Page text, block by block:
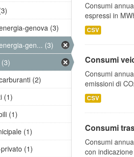
Consumi
espressi in
CSV
Consumi
Consumi
emissioni di
CSV
Consumi
Consumi
con
genova (3)
gen... (3)
(2)
(1)
(1)
(1)
(1)